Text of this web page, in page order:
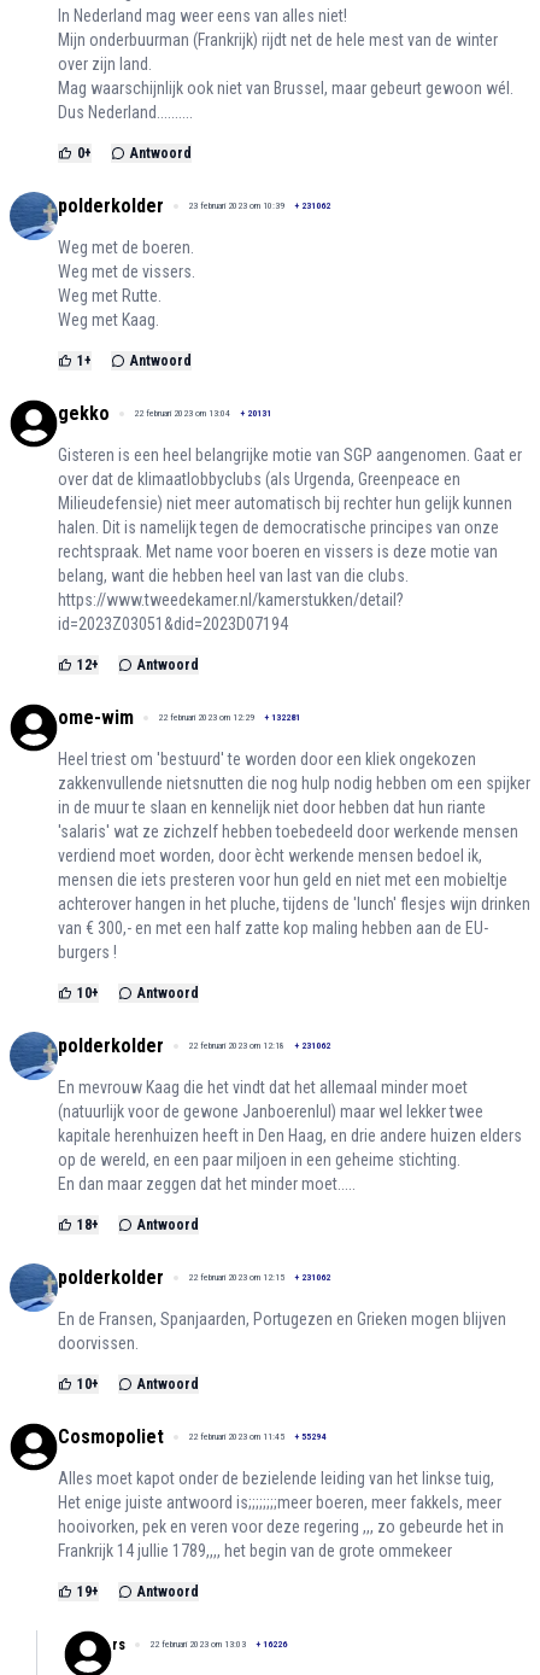
In Nederland mag weer eens van alles niet!
Mijn onderbuurman (Frankrijk) rijdt net de hele mest van de winter
over zijn land.
Mag waarschijnlijk ook niet van Brussel, maar gebeurt gewoon wél.
Dus Nederland..........
0+ Antwoord
polderkolder 23 februari 2023 om 10:39 + 231062
Weg met de boeren.
Weg met de vissers.
Weg met Rutte.
Weg met Kaag.
1 + Antwoord
gekko 22 februari 2023 om 13:04 + 20131
Gisteren is een heel belangrijke motie van SGP aangenomen. Gaat er
over dat de klimaatlobbyclubs (als Urgenda, Greenpeace en
Milieudefensie) niet meer automatisch bij rechter hun gelijk kunnen
halen. Dit is namelijk tegen de democratische principes van onze
rechtspraak. Met name voor boeren en vissers is deze motie van
belang, want die hebben heel van last van die clubs.
https://www.tweedekamer.nl/kamerstukken/detail?
id=2023Z03051&did=2023D07194
12+ Antwoord
ome-wim 22 februari 2023 om 12:29 + 132281
Heel triest om 'bestuurd' te worden door een kliek ongekozen
zakkenvullende nietsnutten die nog hulp nodig hebben om een spijker
in de muur te slaan en kennelijk niet door hebben dat hun riante
'salaris' wat ze zichzelf hebben toebedeeld door werkende mensen
verdiend moet worden, door ècht werkende mensen bedoel ik,
mensen die iets presteren voor hun geld en niet met een mobieltje
achterover hangen in het pluche, tijdens de 'lunch' flesjes wijn drinken
van € 300,- en met een half zatte kop maling hebben aan de EU-
burgers !
10+ Antwoord
polderkolder 22 februari 2023 om 12:18 + 231062
En mevrouw Kaag die het vindt dat het allemaal minder moet
(natuurlijk voor de gewone Janboerenlul) maar wel lekker twee
kapitale herenhuizen heeft in Den Haag, en drie andere huizen elders
op de wereld, en een paar miljoen in een geheime stichting.
En dan maar zeggen dat het minder moet.....
18+ Antwoord
polderkolder 22 februari 2023 om 12:15 + 231062
En de Fransen, Spanjaarden, Portugezen en Grieken mogen blijven
doorvissen.
10+ Antwoord
Cosmopoliet 22 februari 2023 om 11:45 + 55294
Alles moet kapot onder de bezielende leiding van het linkse tuig,
Het enige juiste antwoord is;;;;;;;;meer boeren, meer fakkels, meer
hooivorken, pek en veren voor deze regering ,,, zo gebeurde het in
Frankrijk 14 jullie 1789,,,, het begin van de grote ommekeer
19+ Antwoord
rs 22 februari 2023 om 13:03 + 16226